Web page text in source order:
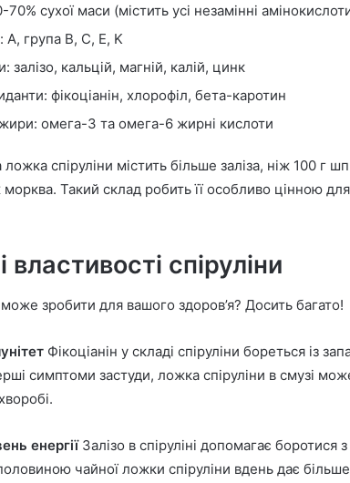
70% сухої маси (містить усі незамінні
A, група B, C, E, K
залізо, кальцій, магній, калій, цинк
фікоціанін, хлорофіл, бета-каротин
омега-3 та омега-6 жирні кислоти
спіруліни містить більше заліза, ніж 100 г
морква. Такий склад робить її особливо цінною
властивості спіруліни
зробити для вашого здоров’я? Досить багато!
Фікоціанін у складі спіруліни бореться із
симптоми застуди, ложка спіруліни в смузі
енергіїЗалізо в спіруліні допомагає
чайної ложки спіруліни вдень дає більше